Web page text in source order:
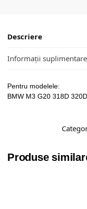
Descriere
Informații suplimentare
Pentru modelele:
BMW M3 G20 318D
Produse